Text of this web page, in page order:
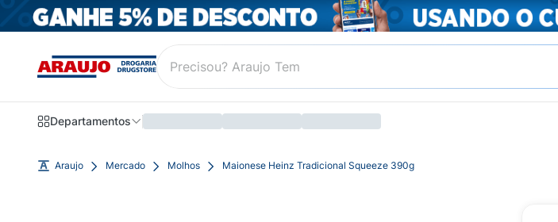
Departamentos
Araujo Mercado Molhos Maionese Heinz Tradicional Squeeze 390g